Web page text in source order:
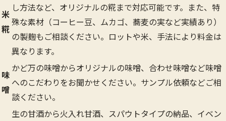
米
糀
し方法など、オリジナルの糀まで対応可能です。また、特
殊な素材（コーヒー豆、ムカゴ、蕎麦の実など実績あり）
の製麹もご相談ください。ロットや米、手法により料金は
異なります。
味
噌
かど万の味噌からオリジナルの味噌、合わせ味噌など味噌
へのこだわりをお聞かせください。サンプル依頼などご相
談ください。
生の甘酒から火入れ甘酒、スパウトタイプの納品、イベン